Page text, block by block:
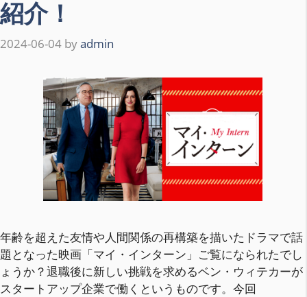
紹介！
2024-06-04 byadmin
年齢を超えた友情や人間関係の再構築を描いたドラマで話
題となった映画「マイ・インターン」ご覧になられたでし
ょうか？退職後に新しい挑戦を求めるベン・ウィテカーが
スタートアップ企業で働くというものです。今回